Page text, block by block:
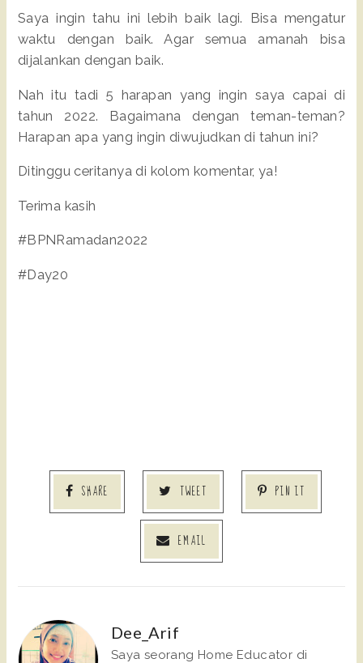
Saya ingin tahu ini lebih baik lagi. Bisa mengatur
waktu dengan baik. Agar semua amanah bisa
dijalankan dengan baik.
Nah itu tadi 5 harapan yang ingin saya capai di
tahun 2022. Bagaimana dengan teman-teman?
Harapan apa yang ingin diwujudkan di tahun ini?
Ditinggu ceritanya di kolom komentar, ya!
Terima kasih
#BPNRamadan2022
#Day20
SHARE TWEET PIN IT
EMAIL
Dee_Arif
Saya seorang Home Educator di